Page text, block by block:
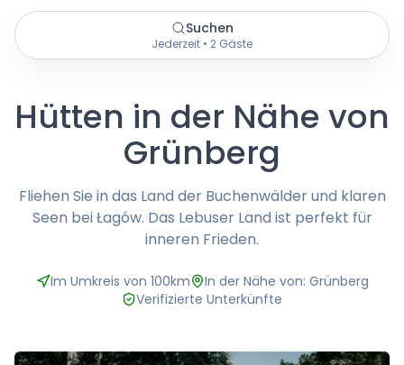
Suchen
Jederzeit • 2 Gäste
Hütten in der Nähe von
Grünberg
Fliehen Sie in das Land der Buchenwälder und klaren
Seen bei Łagów. Das Lebuser Land ist perfekt für
inneren Frieden.
Im Umkreis von 100km
In der Nähe von: Grünberg
Verifizierte Unterkünfte